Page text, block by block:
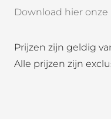
Download hier onze
Prijzen zijn geldig
Alle prijzen zijn